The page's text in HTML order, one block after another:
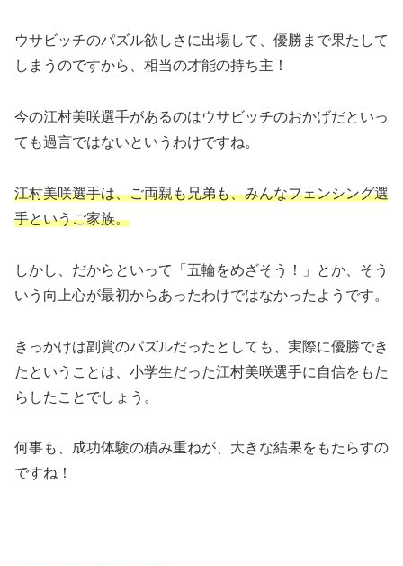
ウサビッチのパズル欲しさに出場して、優勝まで果たして
しまうのですから、相当の才能の持ち主！
今の江村美咲選手があるのはウサビッチのおかげだといっ
ても過言ではないというわけですね。
江村美咲選手は、ご両親も兄弟も、みんなフェンシング選
手というご家族。
しかし、だからといって「五輪をめざそう！」とか、そう
いう向上心が最初からあったわけではなかったようです。
きっかけは副賞のパズルだったとしても、実際に優勝でき
たということは、小学生だった江村美咲選手に自信をもた
らしたことでしょう。
何事も、成功体験の積み重ねが、大きな結果をもたらすの
ですね！